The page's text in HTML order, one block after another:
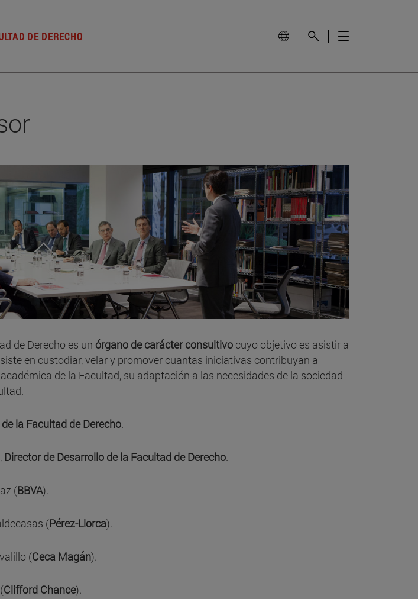
DE DERECHO
de Derecho es un órgano de carácter consultivo cuyo objetivo es asistir a
en custodiar, velar y promover cuantas iniciativas contribuyan a
de la Facultad, su adaptación a las necesidades de la sociedad
la Facultad de Derecho.
Director de Desarrollo de la Facultad de Derecho.
(BBVA).
(Pérez-Llorca).
(Ceca Magán).
Clifford Chance).